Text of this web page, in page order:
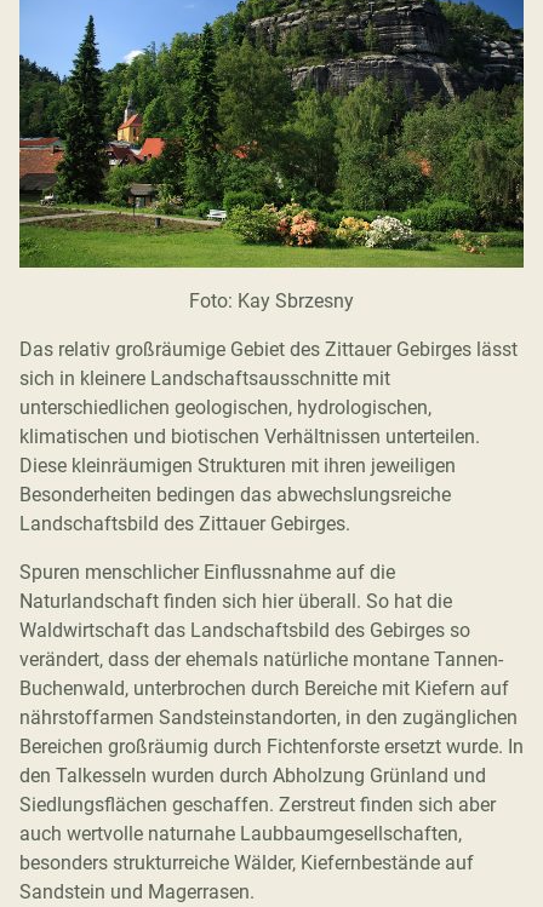
Foto: Kay Sbrzesny
Das relativ großräumige Gebiet des Zittauer Gebirges lässt
sich in kleinere Landschaftsausschnitte mit
unterschiedlichen geologischen, hydrologischen,
klimatischen und biotischen Verhältnissen unterteilen.
Diese kleinräumigen Strukturen mit ihren jeweiligen
Besonderheiten bedingen das abwechslungsreiche
Landschaftsbild des Zittauer Gebirges.
Spuren menschlicher Einflussnahme auf die
Naturlandschaft finden sich hier überall. So hat die
Waldwirtschaft das Landschaftsbild des Gebirges so
verändert, dass der ehemals natürliche montane Tannen-
Buchenwald, unterbrochen durch Bereiche mit Kiefern auf
nährstoffarmen Sandsteinstandorten, in den zugänglichen
Bereichen großräumig durch Fichtenforste ersetzt wurde. In
den Talkesseln wurden durch Abholzung Grünland und
Siedlungsflächen geschaffen. Zerstreut finden sich aber
auch wertvolle naturnahe Laubbaumgesellschaften,
besonders strukturreiche Wälder, Kiefernbestände auf
Sandstein und Magerrasen.